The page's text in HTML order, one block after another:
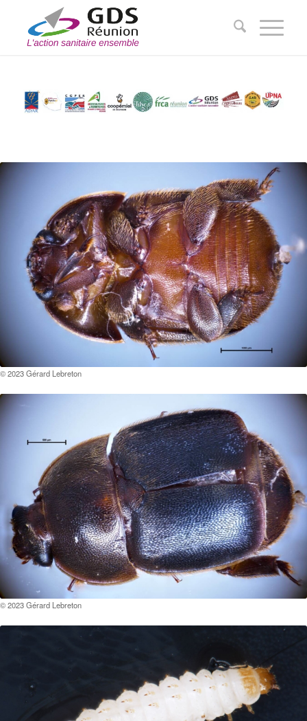
© 2023 Gérard Lebreton
© 2023 Gérard Lebreton